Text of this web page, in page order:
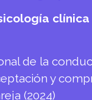
clínica
de la
y
(2024)